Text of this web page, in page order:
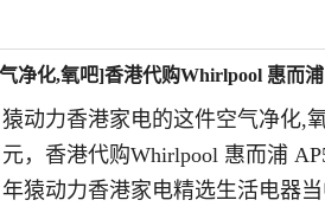
净化,氧吧]香港代购Whirlpool 惠而
猿动力香港家电的这件空气净化,
元，香港代购Whirlpool 惠而浦
年猿动力香港家电精选生活电器